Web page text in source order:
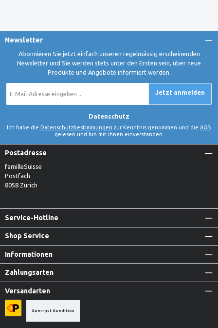
Newsletter
Abonnieren Sie jetzt einfach unseren regelmässig erscheinenden
Newsletter und Sie werden stets unter den Ersten sein, über neue
Produkte und Angebote informiert werden.
Mail-
Jetzt anmelden
Datenschutz
Ich habe die Datenschutzbestimmungen zur Kenntnis genommen und die AGB
gelesen und bin mit ihnen einverstanden.
Postadresse
familleSuisse
Postfach
8058 Zürich
Service-Hotline
Shop Service
Informationen
Zahlungsarten
Versandarten
Priority A-Post
Sperrgut Spedition